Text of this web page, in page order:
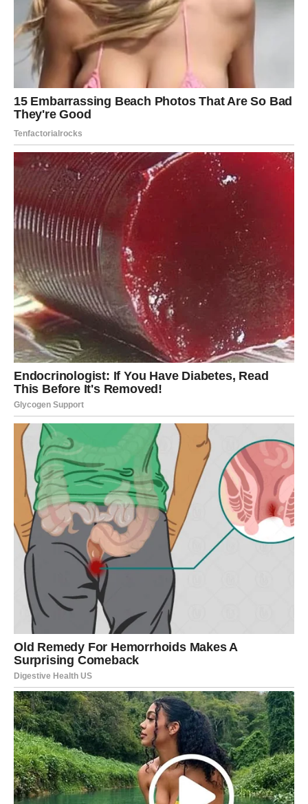
higijene.
Zaključak
U svijetu prepunom različitih kemikalija i čistača, soda
bikarbona se ističe kao prirodni i svestrani pomagač. Njena
sposobnost da efikasno uklanja grinje i bakterije iz madraca
predstavlja samo jedan od njenih brojnih benefita.
vremena i truda, možete značajno poboljšati kvalitetu svog
spavanja i osigurati zdravije okruženje za sebe i svoje bližnje.
Ne zaboravite, redovno čišćenje madraca sodom bikarbonom
može imati dugoročne pozitivne efekte na vaše zdravlje, dok
istovremeno doprinosi očuvanju prirode.
Oglasi